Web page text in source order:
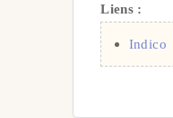
Liens :
Indico